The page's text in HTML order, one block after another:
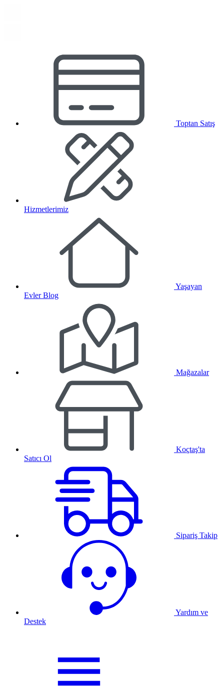
Toptan Satış
Hizmetlerimiz
Yaşayan
Evler Blog
Mağazalar
Koçtaş'ta
Satıcı Ol
Sipariş Takip
Yardım ve
Destek